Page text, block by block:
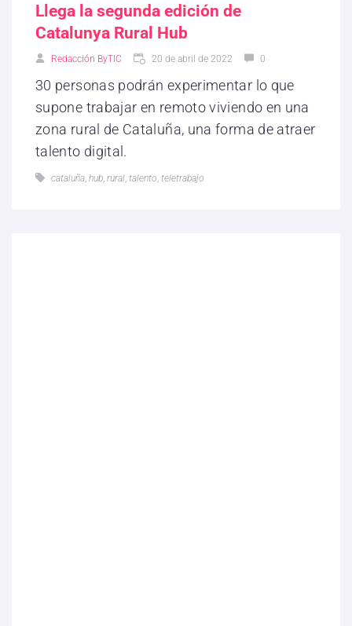
Llega la segunda edición de
Catalunya Rural Hub
Redacción ByTIC 20 de abril de 2022 0
30 personas podrán experimentar lo que
supone trabajar en remoto viviendo en una
zona rural de Cataluña, una forma de atraer
talento digital.
cataluña hub rural talento teletrabajo